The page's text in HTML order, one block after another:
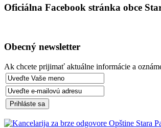
Oficiálna Facebook stránka obce
Obecný newsletter
Ak chcete prijimať aktuálne informácie a